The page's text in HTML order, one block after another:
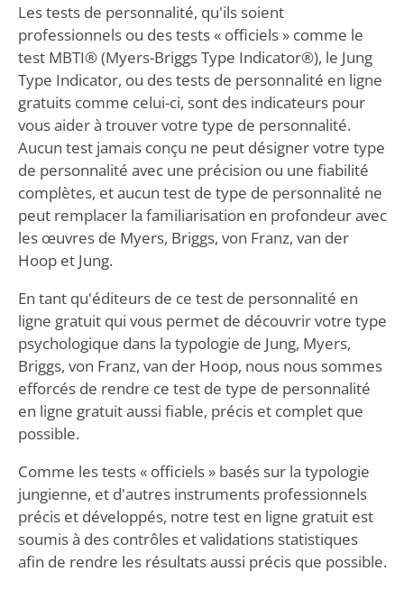
Les tests de personnalité, qu'ils soient
professionnels ou des tests « officiels » comme le
test MBTI® (Myers-Briggs Type Indicator®), le Jung
Type Indicator, ou des tests de personnalité en ligne
gratuits comme celui-ci, sont des indicateurs pour
vous aider à trouver votre type de personnalité.
Aucun test jamais conçu ne peut désigner votre type
de personnalité avec une précision ou une fiabilité
complètes, et aucun test de type de personnalité ne
peut remplacer la familiarisation en profondeur avec
les œuvres de Myers, Briggs, von Franz, van der
Hoop et Jung.
En tant qu'éditeurs de ce test de personnalité en
ligne gratuit qui vous permet de découvrir votre type
psychologique dans la typologie de Jung, Myers,
Briggs, von Franz, van der Hoop, nous nous sommes
efforcés de rendre ce test de type de personnalité
en ligne gratuit aussi fiable, précis et complet que
possible.
Comme les tests « officiels » basés sur la typologie
jungienne, et d'autres instruments professionnels
précis et développés, notre test en ligne gratuit est
soumis à des contrôles et validations statistiques
afin de rendre les résultats aussi précis que possible.